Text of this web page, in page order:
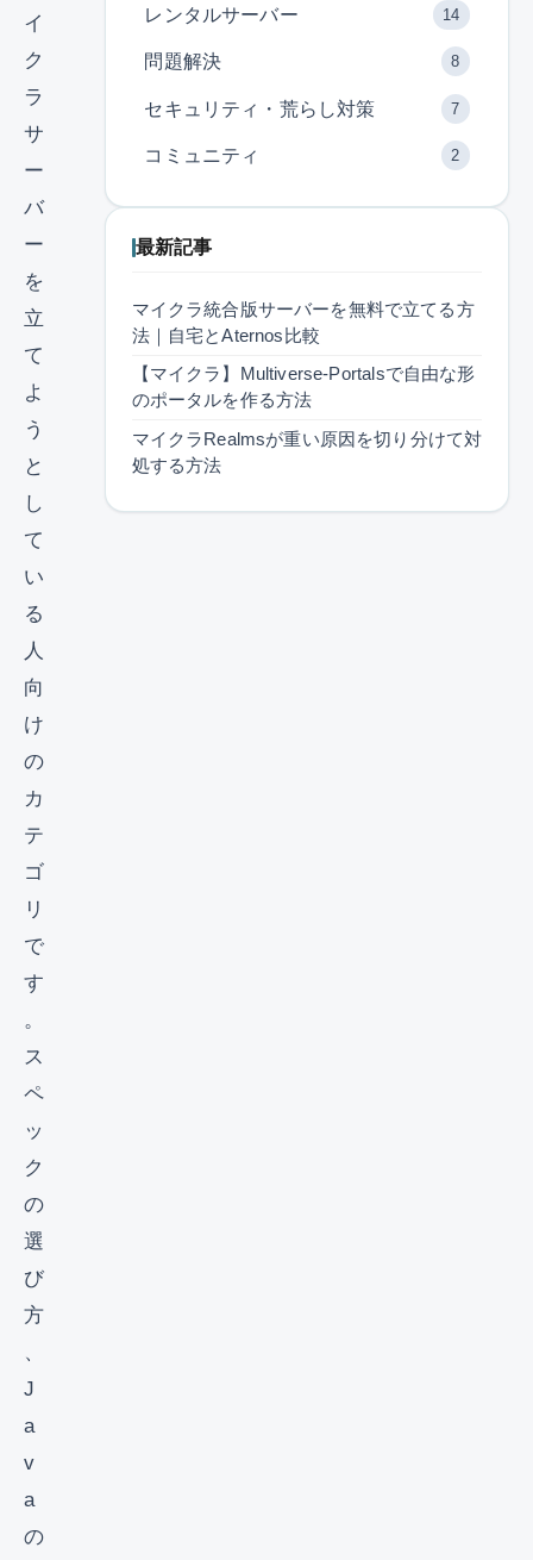
イ
ク
ラ
サ
ー
バ
ー
を
立
て
よ
う
と
し
て
い
る
人
向
け
の
カ
テ
ゴ
リ
で
す
。
ス
ペ
ッ
ク
の
選
び
方
、
J
a
v
a
の
レンタルサーバー 14
問題解決 8
セキュリティ・荒らし対策 7
コミュニティ 2
最新記事
マイクラ統合版サーバーを無料で立てる方
法｜自宅とAternos比較
【マイクラ】Multiverse-Portalsで自由な形
のポータルを作る方法
マイクラRealmsが重い原因を切り分けて対
処する方法